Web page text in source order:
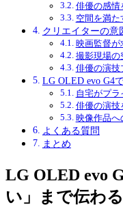
俳優の感情
空間を満
クリエイターの意
映画監督が
撮影現場の
俳優の演技
LG OLED evo G4
自宅がプラ
俳優の演技
映像作品へ
よくある質問
まとめ
LG OLED evo
い」まで伝わ